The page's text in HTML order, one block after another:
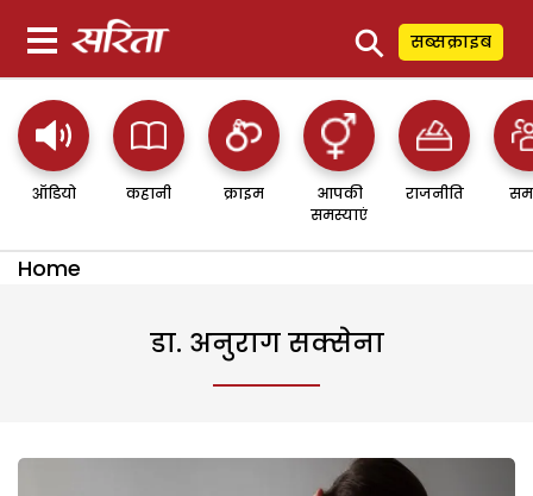
⚲ सब्सक्राइब
ऑडियो कहानी क्राइम
आपकी
समस्याएं
राजनीति
Home
डा. अनुराग सक्सेना